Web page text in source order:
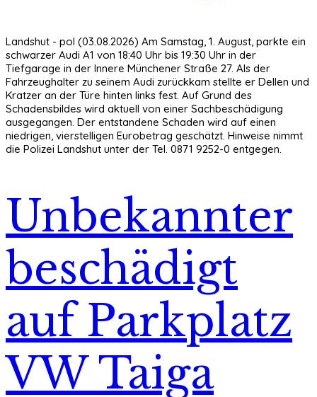
Landshut - pol (03.08.2026) Am Samstag, 1. August, parkte ein
schwarzer Audi A1 von 18:40 Uhr bis 19:30 Uhr in der
Tiefgarage in der Innere Münchener Straße 27. Als der
Fahrzeughalter zu seinem Audi zurückkam stellte er Dellen und
Kratzer an der Türe hinten links fest. Auf Grund des
Schadensbildes wird aktuell von einer Sachbeschädigung
ausgegangen. Der entstandene Schaden wird auf einen
niedrigen, vierstelligen Eurobetrag geschätzt. Hinweise nimmt
die Polizei Landshut unter der Tel. 0871 9252-0 entgegen.
Unbekannter
beschädigt
auf Parkplatz
VW Taiga